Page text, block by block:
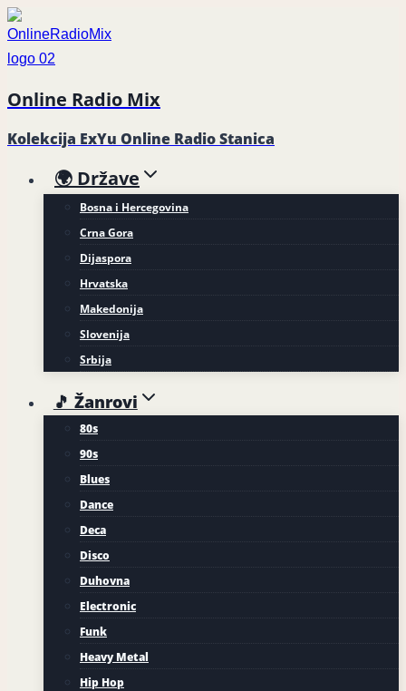
Skip
to
content
Online Radio Mix
Kolekcija ExYu Online Radio Stanica
🌍 Države
Bosna i Hercegovina
Crna Gora
Dijaspora
Hrvatska
Makedonija
Slovenija
Srbija
🎵 Žanrovi
80s
90s
Blues
Dance
Deca
Disco
Duhovna
Electronic
Funk
Heavy Metal
Hip Hop